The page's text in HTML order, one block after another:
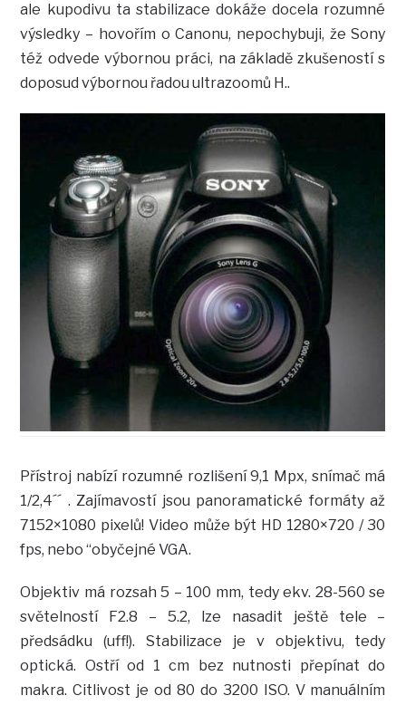
ale kupodivu ta stabilizace dokáže docela rozumné
výsledky – hovořím o Canonu, nepochybuji, že Sony
též odvede výbornou práci, na základě zkušeností s
doposud výbornou řadou ultrazoomů H..
Přístroj nabízí rozumné rozlišení 9,1 Mpx, snímač má
1/2,4´´ . Zajímavostí jsou panoramatické formáty až
7152×1080 pixelů! Video může být HD 1280×720 / 30
fps, nebo “obyčejné VGA.
Objektiv má rozsah 5 – 100 mm, tedy ekv. 28-560 se
světelností F2.8 – 5.2, lze nasadit ještě tele –
předsádku (uff!). Stabilizace je v objektivu, tedy
optická. Ostří od 1 cm bez nutnosti přepínat do
makra. Citlivost je od 80 do 3200 ISO. V manuálním